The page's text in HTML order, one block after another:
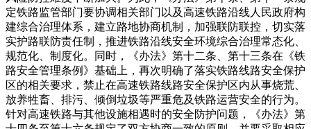
定铁路监管部门要协调相关部门以及高速铁路沿线人民政府构
建综合治理体系，建立路地协商机制，加强联防联控，切实落
实护路联防责任制，推进铁路沿线安全环境综合治理常态化、
规范化、制度化。同时，《办法》第十二条、第十三条在《铁
路安全管理条例》基础上，再次明确了落实铁路线路安全保护
区的相关要求，禁止在高速铁路线路安全保护区内从事烧荒、
放养牲畜、排污、倾倒垃圾等严重危及铁路运营安全的行为。
针对高速铁路与其他设施相遇时的安全防护问题，《办法》第